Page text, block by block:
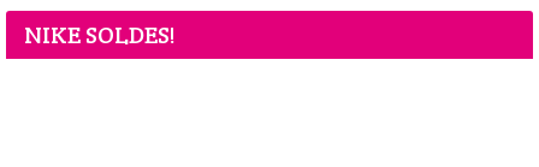
NIKE SOLDES!